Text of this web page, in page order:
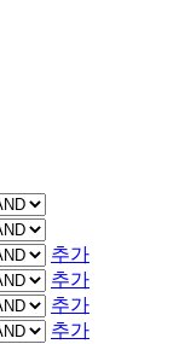
추가
추가
추가
추가